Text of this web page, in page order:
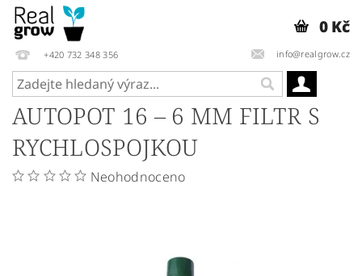
+420 732 348 356 info@realgrow.cz
0 Kč
AUTOPOT 16 – 6 MM FILTR S
RYCHLOSPOJKOU
Neohodnoceno